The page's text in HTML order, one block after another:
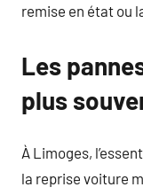
remise en état ou
Les
plus
À Limoges,
la reprise voiture